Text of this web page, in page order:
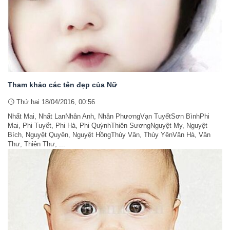
Tham khảo các tên đẹp của Nữ
Thứ hai 18/04/2016, 00:56
Nhất Mai, Nhất LanNhân Anh, Nhân PhươngVạn TuyếtSơn BìnhPhi
Mai, Phi Tuyết, Phi Hà, Phi QuỳnhThiên SươngNguyệt My, Nguyệt
Bích, Nguyệt Quyên, Nguyệt HồngThủy Vân, Thủy YênVân Hà, Vân
Thư, Thiên Thư, ...